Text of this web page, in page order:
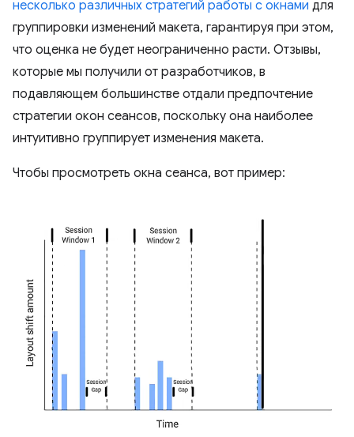
несколько различных стратегий работы с окнами для
группировки изменений макета, гарантируя при этом,
что оценка не будет неограниченно расти. Отзывы,
которые мы получили от разработчиков, в
подавляющем большинстве отдали предпочтение
стратегии окон сеансов, поскольку она наиболее
интуитивно группирует изменения макета.
Чтобы просмотреть окна сеанса, вот пример: